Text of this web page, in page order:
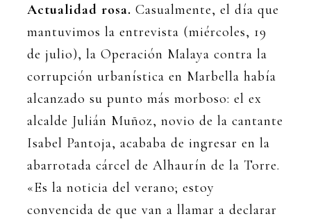
Actualidad rosa. Casualmente, el día que
mantuvimos la entrevista (miércoles, 19
de julio), la Operación Malaya contra la
corrupción urbanística en Marbella había
alcanzado su punto más morboso: el ex
alcalde Julián Muñoz, novio de la cantante
Isabel Pantoja, acababa de ingresar en la
abarrotada cárcel de Alhaurín de la Torre.
«Es la noticia del verano; estoy
convencida de que van a llamar a declarar